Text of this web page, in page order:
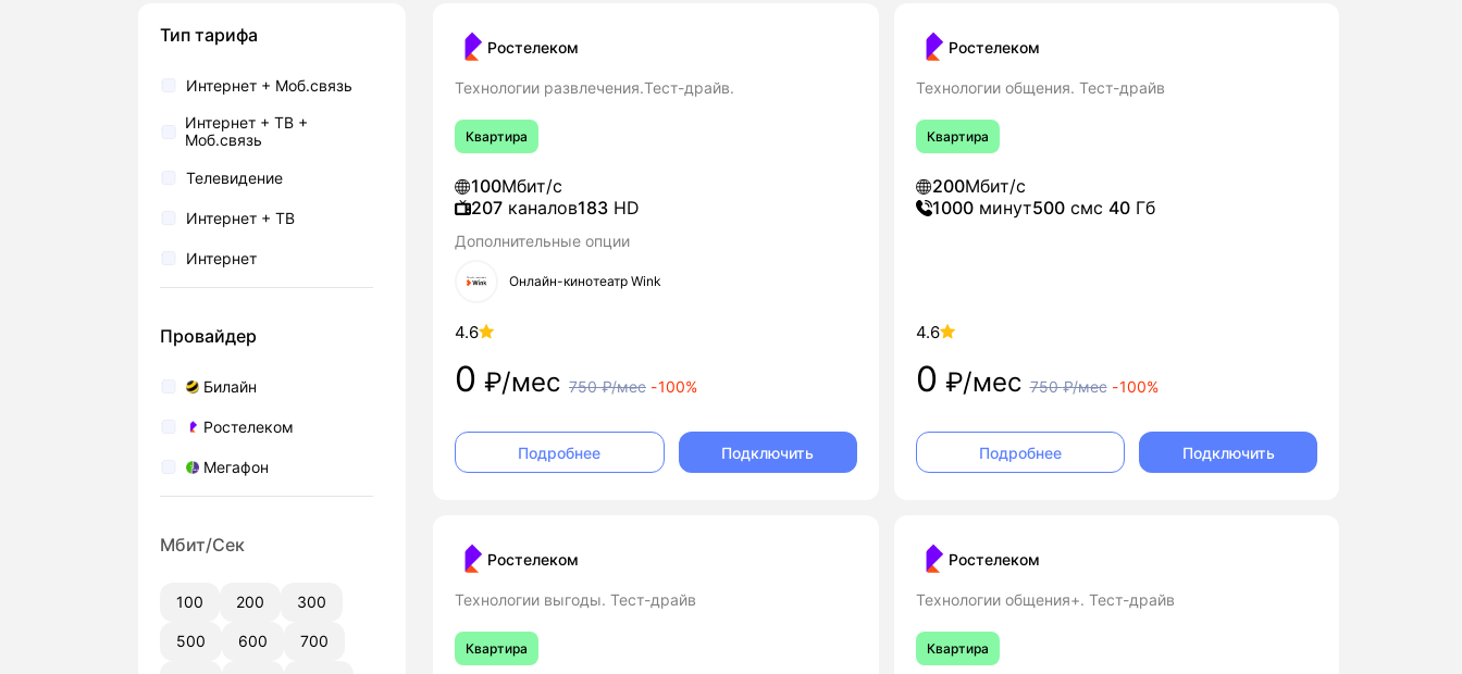
Тип тарифа
Интернет + Моб.связь
Интернет + ТВ +
Моб.связь
Телевидение
Интернет + ТВ
Интернет
Провайдер
Билайн
Ростелеком
Мегафон
Мбит/Сек
100 200 300
500 600 700
Ростелеком
Технологии развлечения.Тест-драйв.
Квартира
100Мбит/с
207 каналов183 HD
Дополнительные опции
Онлайн-кинотеатр Wink
4.6
0 ₽/мес 750₽/мес -100%
Подробнее Подключить
Ростелеком
Технологии общения. Тест-драйв
Квартира
200Мбит/с
1000 минут500 смс 40 Гб
4.6
0 ₽/мес 750₽/мес -100%
Подробнее Подключить
Ростелеком
Технологии выгоды. Тест-драйв
Квартира
Ростелеком
Технологии общения+. Тест-драйв
Квартира